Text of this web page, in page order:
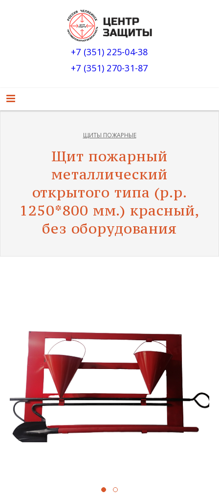
+7 (351) 225-04-38
+7 (351) 270-31-87
ЩИТЫ ПОЖАРНЫЕ
Щит пожарный
металлический
открытого типа (р.р.
1250*800 мм.) красный,
без оборудования